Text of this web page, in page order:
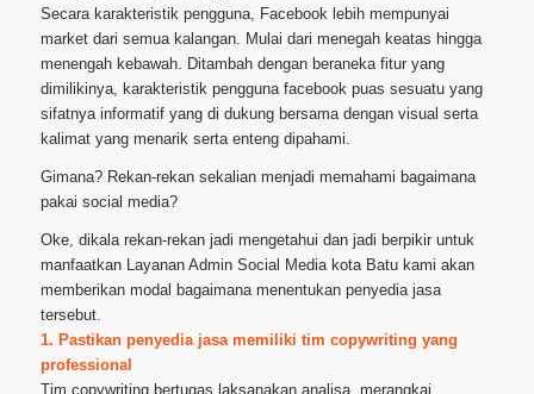
Secara karakteristik pengguna, Facebook lebih mempunyai
market dari semua kalangan. Mulai dari menegah keatas hingga
menengah kebawah. Ditambah dengan beraneka fitur yang
dimilikinya, karakteristik pengguna facebook puas sesuatu yang
sifatnya informatif yang di dukung bersama dengan visual serta
kalimat yang menarik serta enteng dipahami.
Gimana? Rekan-rekan sekalian menjadi memahami bagaimana
pakai social media?
Oke, dikala rekan-rekan jadi mengetahui dan jadi berpikir untuk
manfaatkan Layanan Admin Social Media kota Batu kami akan
memberikan modal bagaimana menentukan penyedia jasa
tersebut.
1. Pastikan penyedia jasa memiliki tim copywriting yang
professional
Tim copywriting bertugas laksanakan analisa, merangkai